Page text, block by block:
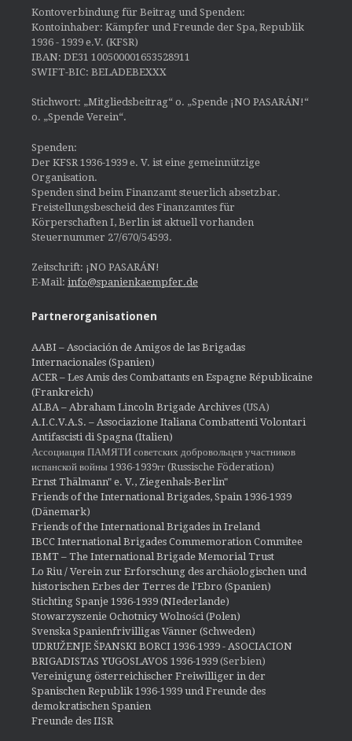
Kontoverbindung für Beitrag und Spenden:
Kontoinhaber: Kämpfer und Freunde der Spa, Republik
1936 - 1939 e.V. (KFSR)
IBAN: DE31 100500001653528911
SWIFT-BIC: BELADEBEXXX
Stichwort: „Mitgliedsbeitrag“ o. „Spende ¡NO PASARÁN!“
o. „Spende Verein“.
Spenden:
Der KFSR 1936-1939 e. V. ist eine gemeinnützige
Organisation.
Spenden sind beim Finanzamt steuerlich absetzbar.
Freistellungsbescheid des Finanzamtes für
Körperschaften I, Berlin ist aktuell vorhanden
Steuernummer 27/670/54593.
Zeitschrift: ¡NO PASARÁN!
E-Mail: info@spanienkaempfer.de
Partnerorganisationen
AABI – Asociación de Amigos de las Brigadas
Internacionales (Spanien)
ACER – Les Amis des Combattants en Espagne Républicaine
(Frankreich)
ALBA – Abraham Lincoln Brigade Archives (USA)
A.I.C.V.A.S. – Associazione Italiana Combattenti Volontari
Antifascisti di Spagna (Italien)
Ассоциация ПАМЯТИ советских добровольцев участников
испанской войны 1936-1939гг (Russische Föderation)
Ernst Thälmann" e. V., Ziegenhals-Berlin"
Friends of the International Brigades, Spain 1936-1939
(Dänemark)
Friends of the International Brigades in Ireland
IBCC International Brigades Commemoration Commitee
IBMT – The International Brigade Memorial Trust
Lo Riu / Verein zur Erforschung des archäologischen und
historischen Erbes der Terres de l'Ebro (Spanien)
Stichting Spanje 1936-1939 (NIederlande)
Stowarzyszenie Ochotnicy Wolności (Polen)
Svenska Spanienfrivilligas Vänner (Schweden)
UDRUŽENJE ŠPANSKI BORCI 1936-1939 - ASOCIACION
BRIGADISTAS YUGOSLAVOS 1936-1939 (Serbien)
Vereinigung österreichischer Freiwilliger in der
Spanischen Republik 1936-1939 und Freunde des
demokratischen Spanien
Freunde des IISR